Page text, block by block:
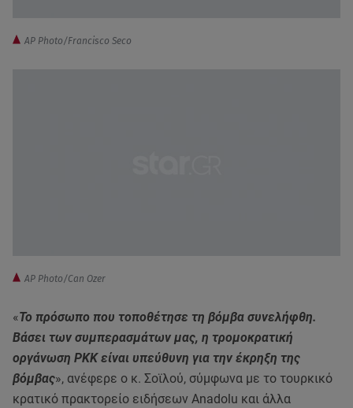
AP Photo/Francisco Seco
AP Photo/Can Ozer
«Το πρόσωπο που τοποθέτησε τη βόμβα συνελήφθη.
Βάσει των συμπερασμάτων μας, η τρομοκρατική
οργάνωση PKK είναι υπεύθυνη για την έκρηξη της
βόμβας», ανέφερε ο κ. Σοϊλού, σύμφωνα με το τουρκικό
κρατικό πρακτορείο ειδήσεων Anadolu και άλλα